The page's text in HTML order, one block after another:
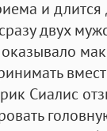
и
двух
Сиалис